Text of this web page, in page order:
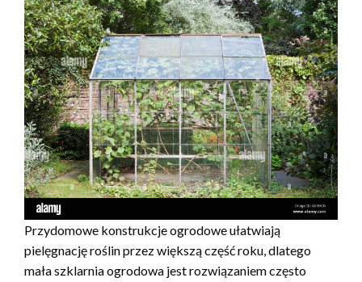
Przydomowe konstrukcje ogrodowe ułatwiają
pielęgnację roślin przez większą część roku, dlatego
mała szklarnia ogrodowa jest rozwiązaniem często